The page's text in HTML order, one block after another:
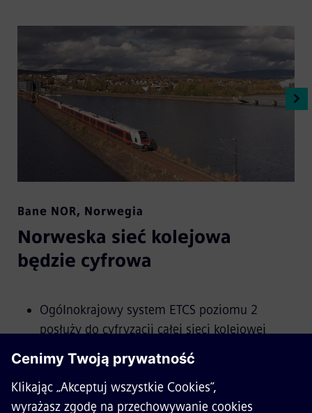
Bane NOR, Norwegia
Norweska sieć kolejowa
będzie cyfrowa
Ogólnokrajowy system ETCS poziomu 2
posłuży do cyfryzacji całej sieci kolejowej
Centralne IXL/RBC (Radio Block Center) w
Oslo